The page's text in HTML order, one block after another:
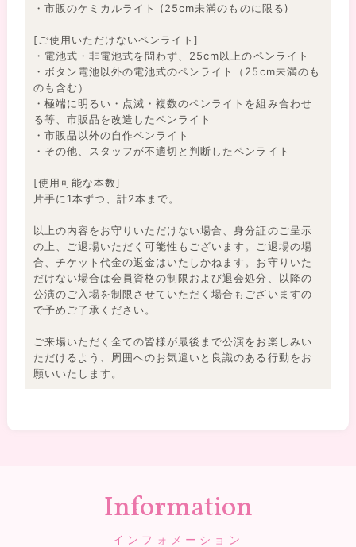
・市販のケミカルライト (25cm未満のものに限る)
[ご使用いただけないペンライト]
・電池式・非電池式を問わず、25cm以上のペンライト
・ボタン電池以外の電池式のペンライト（25cm未満のも
のも含む）
・極端に明るい・点滅・複数のペンライトを組み合わせ
る等、市販品を改造したペンライト
・市販品以外の自作ペンライト
・その他、スタッフが不適切と判断したペンライト
[使用可能な本数]
片手に1本ずつ、計2本まで。
以上の内容をお守りいただけない場合、身分証のご呈示
の上、ご退場いただく可能性もございます。ご退場の場
合、チケット代金の返金はいたしかねます。お守りいた
だけない場合は会員資格の制限および退会処分、以降の
公演のご入場を制限させていただく場合もございますの
で予めご了承ください。
ご来場いただく全ての皆様が最後まで公演をお楽しみい
ただけるよう、周囲へのお気遣いと良識のある行動をお
願いいたします。
Information
インフォメーション